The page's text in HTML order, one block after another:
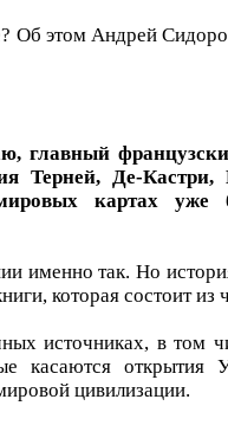
Об этом Андрей
главный
Терней, Де-
картах уже
именно так. Но
которая состоит из
источниках, в том
касаются открытия
цивилизации.